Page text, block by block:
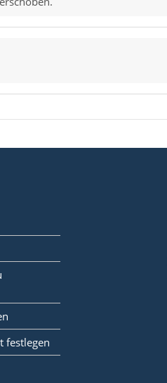
festlegen